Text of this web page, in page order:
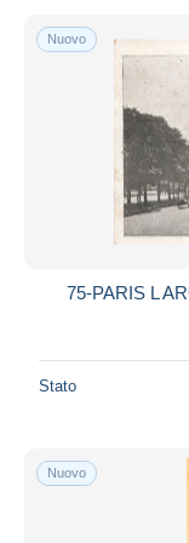
Nuovo
75-PARIS L
Stato
Nuovo